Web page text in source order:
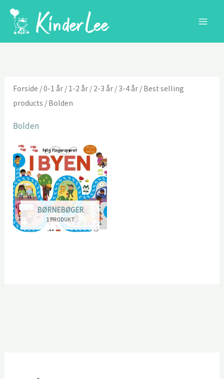
Forside /0-1 år / 1-2 år / 2-3 år / 3-4 år / Best selling
products / Bolden
Bolden
BØRNEBØGER
1 PRODUKT